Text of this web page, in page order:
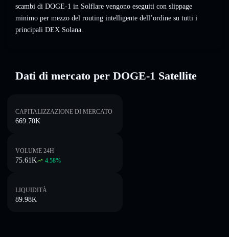
scambi di DOGE-1 in Solflare vengono eseguiti con slippage
minimo per mezzo del routing intelligente dell’ordine su tutti i
principali DEX Solana.
Dati di mercato per DOGE-1 Satellite
CAPITALIZZAZIONE DI MERCATO
669.70K
VOLUME 24H
75.61K 4.58%
LIQUIDITÀ
89.98K